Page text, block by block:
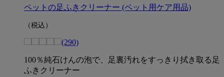
ペットの足ふきクリーナー (ペット用ケア用品)
（税込）
(290)
100％純石けんの泡で、足裏汚れをすっきり拭き取る足
ふきクリーナー